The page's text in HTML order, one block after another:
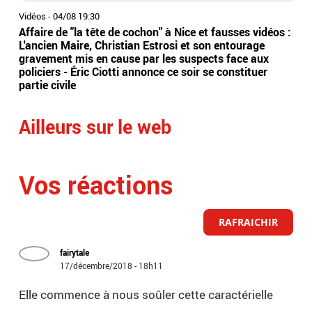
Vidéos -04/08 19:30
Affaire de "la tête de cochon" à Nice et fausses vidéos :
L'ancien Maire, Christian Estrosi et son entourage
gravement mis en cause par les suspects face aux
policiers - Éric Ciotti annonce ce soir se constituer
partie civile
Ailleurs sur le web
Vos réactions
RAFRAICHIR
fairytale
17/décembre/2018 - 18h11
Elle commence à nous soûler cette caractérielle